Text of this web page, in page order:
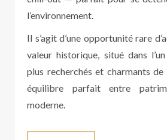
l’environnement.
Il s’agit d’une opportunité rare
valeur historique, situé dans
plus recherchés et charmants
équilibre parfait entre
moderne.